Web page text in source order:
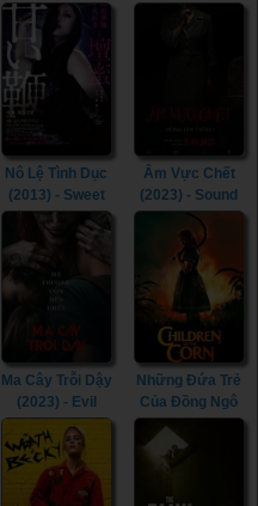
(2023) - The
Price We Pay
(2023)
Re/Member
Nô Lệ Tình Dục
(2013) - Sweet
Whip (2013)
Âm Vực Chết
(2023) - Sound
(2023)
Ma Cây Trỗi Dậy
(2023) - Evil
Dead Rise
(2023)
Những Đứa Trẻ
Của Đồng Ngô
(2020) -
Children of the